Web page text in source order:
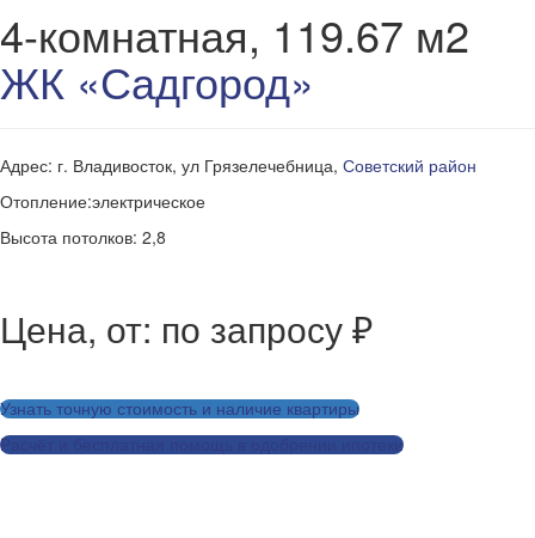
4-комнатная, 119.67 м2
ЖК «Садгород»
Адрес: г. Владивосток, ул Грязелечебница, Советский район
Отопление:электрическое
Высота потолков: 2,8
Цена, от: по запросу ₽
Узнать точную стоимость и наличие квартиры
Расчёт и бесплатная помощь в одобрении ипотеки